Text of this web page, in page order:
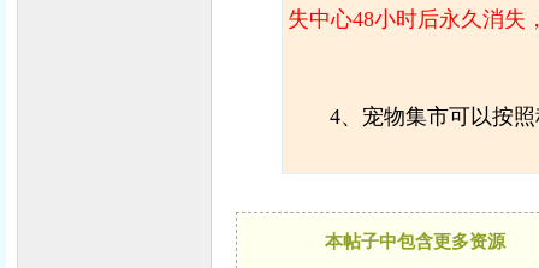
失中心48小时后永久消失
4、宠物集市可以按
本帖子中包含更多资源